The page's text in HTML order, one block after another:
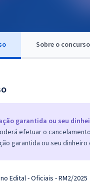
Sobre o concurso
garantida ou seu
efetuar o
garantida ou seu dinheiro
Edital - Oficiais - RM2/2025